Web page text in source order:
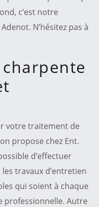
c’est notre
N’hésitez pas à
votre traitement de
propose chez Ent.
d’effectuer
travaux d’entretien
qui soient à chaque
Autre